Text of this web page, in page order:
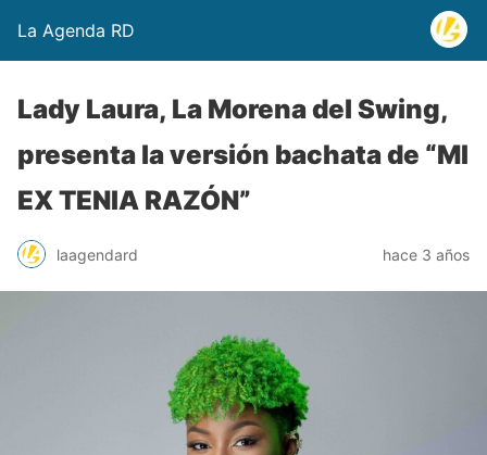
La Agenda RD
Lady Laura, La Morena del Swing,
presenta la versión bachata de “MI
EX TENIA RAZÓN”
laagendard hace 3 años